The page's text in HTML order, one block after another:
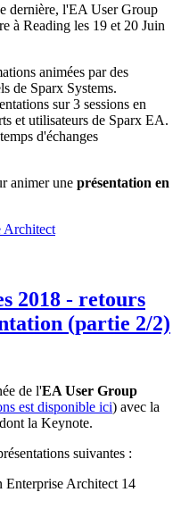
dernière, l'EA User Group
à Reading les 19 et 20 Juin
animées par des
de Sparx Systems.
sur 3 sessions en
et utilisateurs de Sparx EA.
d'échanges
animer une présentation en
Architect
2018 - retours
(partie 2/2)
de l'EA User Group
est disponible ici) avec la
la Keynote.
suivantes :
Enterprise Architect 14